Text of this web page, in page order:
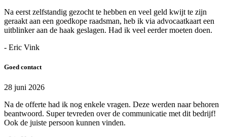
Na eerst zelfstandig gezocht te hebben en veel geld kwijt te zijn
geraakt aan een goedkope raadsman, heb ik via advocaatkaart een
uitblinker aan de haak geslagen. Had ik veel eerder moeten doen.
- Eric Vink
Goed contact
28 juni 2026
Na de offerte had ik nog enkele vragen. Deze werden naar behoren
beantwoord. Super tevreden over de communicatie met dit bedrijf!
Ook de juiste persoon kunnen vinden.